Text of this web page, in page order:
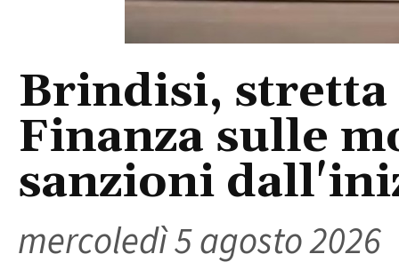
Brindisi, stretta
Finanza sulle
sanzioni
mercoledì 5 agosto 2026